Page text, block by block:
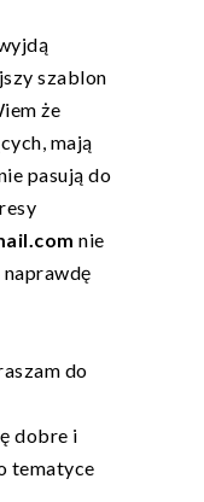
szablon
że
mają
pasują do
nie
do
dobre i
tematyce